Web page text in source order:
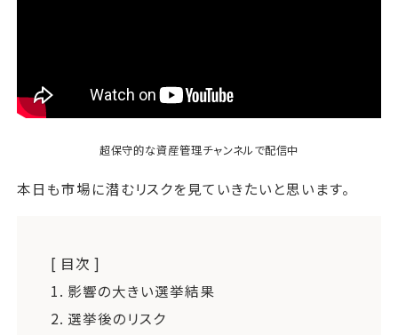
超保守的な資産管理チャンネルで配信中
本日も市場に潜むリスクを見ていきたいと思います。
[ 目次 ]
1. 影響の大きい選挙結果
2. 選挙後のリスク